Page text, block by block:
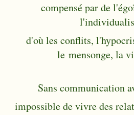
compensé par de
d'où les conflits,
le mensonge, la
Sans communication
impossible de vivre des